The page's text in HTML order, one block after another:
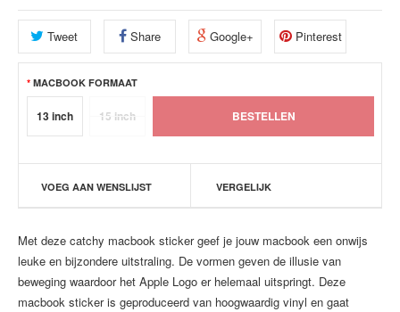
Tweet Share Google+ Pinterest
MACBOOK FORMAAT
13 inch 15 inch
VOEG AAN WENSLIJST VERGELIJK
Met deze catchy macbook sticker geef je jouw macbook een onwijs
leuke en bijzondere uitstraling. De vormen geven de illusie van
beweging waardoor het Apple Logo er helemaal uitspringt. Deze
macbook sticker is geproduceerd van hoogwaardig vinyl en gaat